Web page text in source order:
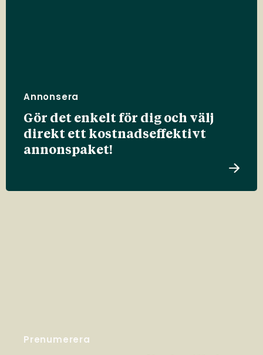
Annonsera
Gör det enkelt för dig och välj
direkt ett kostnadseffektivt
annonspaket!
Prenumerera